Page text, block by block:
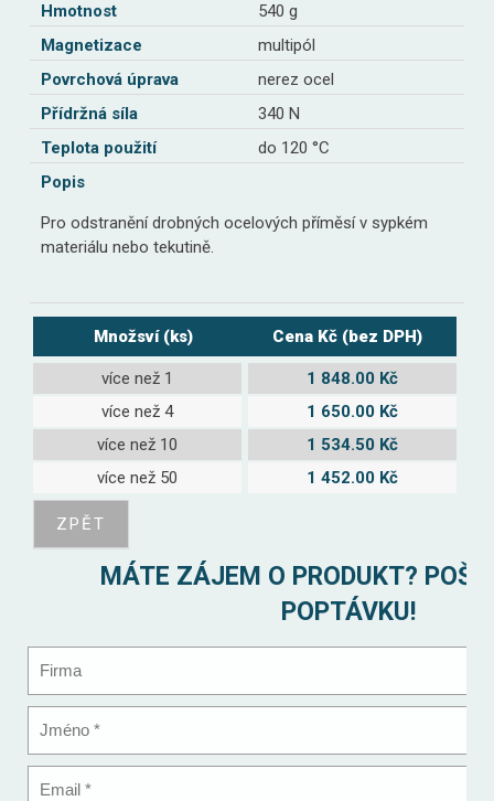
Hmotnost
540 g
Magnetizace
multipól
Povrchová úprava
nerez ocel
Přídržná síla
340 N
Teplota použití
do 120 °C
Popis
Pro odstranění drobných ocelových příměsí v sypkém
materiálu nebo tekutině.
Množsví (ks) Cena Kč (bez DPH)
více než 1
1 848.00 Kč
více než 4
1 650.00 Kč
více než 10
1 534.50 Kč
více než 50
1 452.00 Kč
MÁTE ZÁJEM O PRODUKT?
POPTÁVKU!
Firma
Jméno*
Email*